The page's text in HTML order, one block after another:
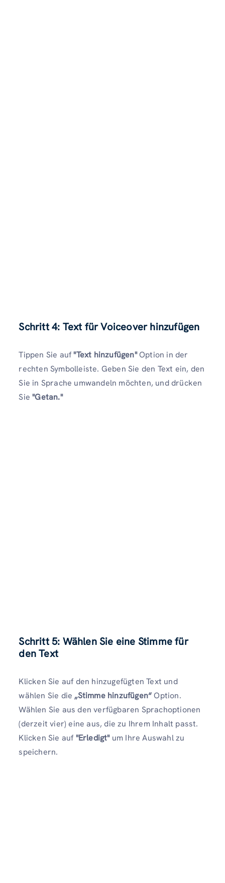
Schritt 4: Text für Voiceover hinzufügen
Tippen Sie auf"Text hinzufügen"Option in der
rechten Symbolleiste. Geben Sie den Text ein, den
Sie in Sprache umwandeln möchten, und drücken
Sie"Getan."
Schritt 5: Wählen Sie eine Stimme für
den Text
Klicken Sie auf den hinzugefügten Text und
wählen Sie die „Stimme hinzufügen“Option.
Wählen Sie aus den verfügbaren Sprachoptionen
(derzeit vier) eine aus, die zu Ihrem Inhalt passt.
Klicken Sie auf"Erledigt"um Ihre Auswahl zu
speichern.